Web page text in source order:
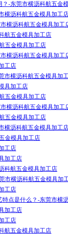
-东莞市横沥科航五金
横沥科航五金模具加工
横沥科航五金模具加工
航五金模具加工店
五金模具加工店
横沥科航五金模具加工
工店
市横沥科航五金模具加
具加工店
五金模具加工店
横沥科航五金模具加工
五金模具加工店
横沥科航五金模具加工
金模具加工店
工店
加工店
科航五金模具加工店
市横沥科航五金模具加
工店
点是什么？-东莞市横
加工店
工店
航五金模具加工店